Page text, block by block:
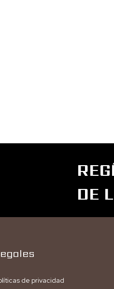
DE
de privacidad